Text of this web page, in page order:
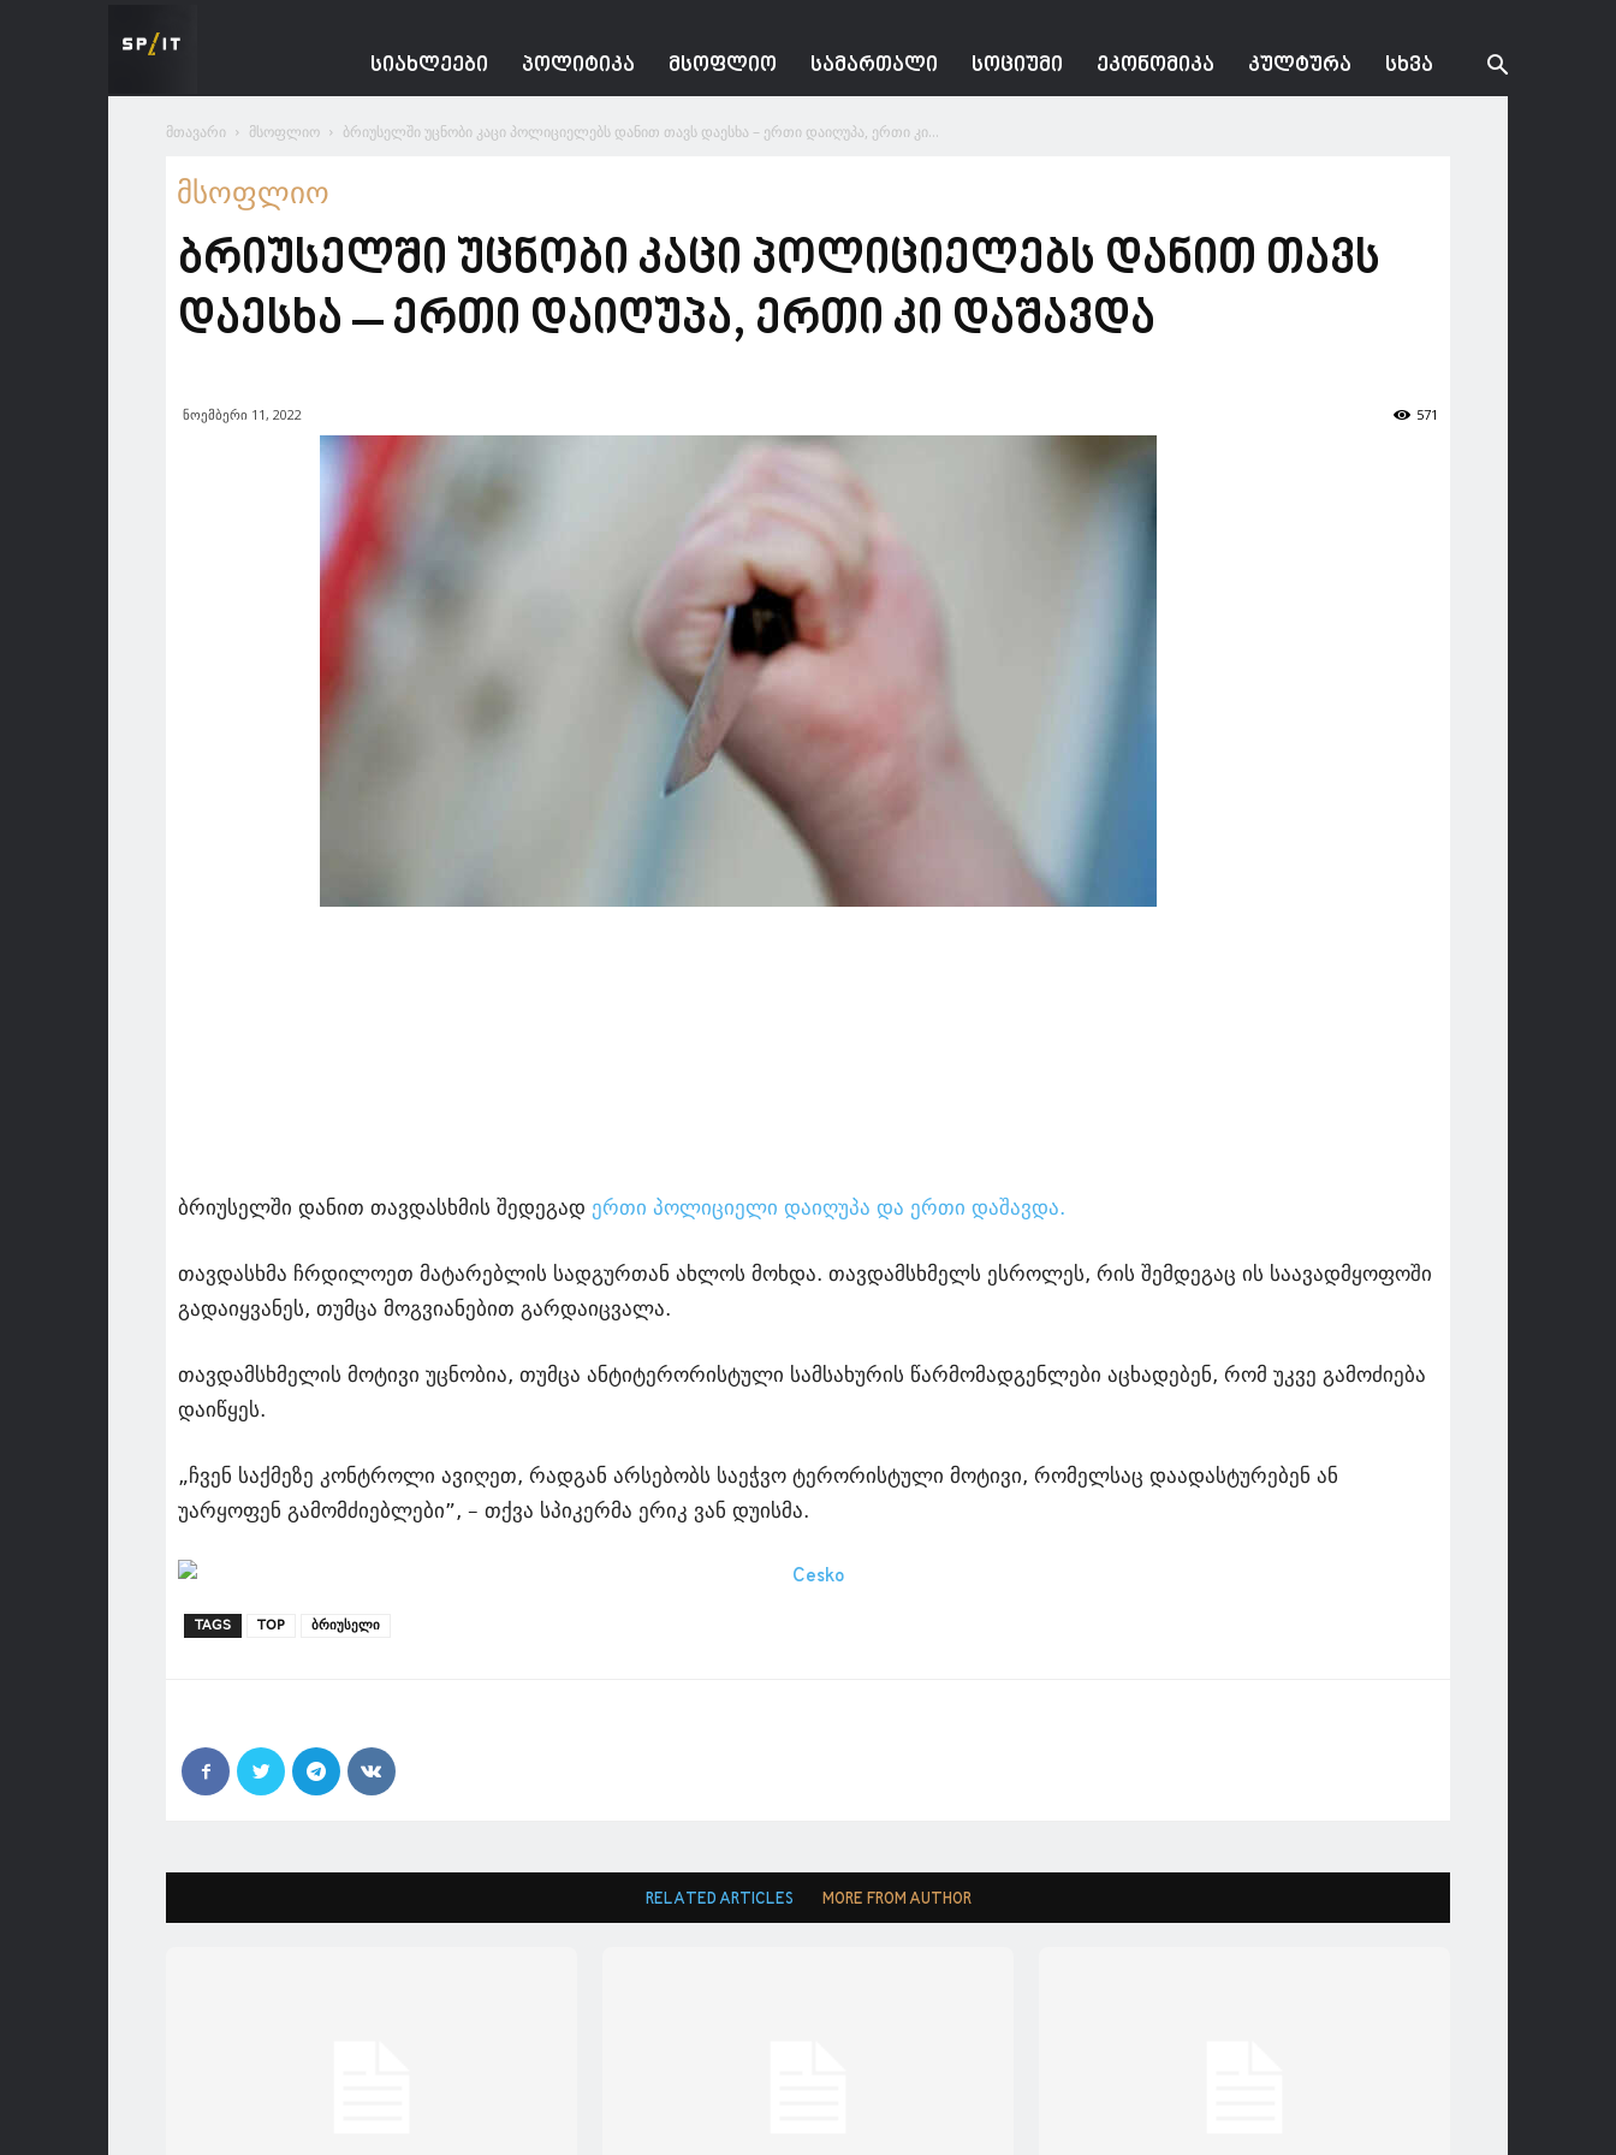
ᲡᲘᲐᲮᲚᲔᲔᲑᲘ ᲞᲝᲚᲘᲢᲘᲙᲐ ᲛᲡᲝᲤᲚᲘᲝ ᲡᲐᲛᲐᲠᲗᲐᲚᲘ ᲡᲝᲪᲘᲣᲛᲘ ᲔᲙᲝᲜᲝᲛᲘᲙᲐ ᲙᲣᲚᲢᲣᲠᲐ ᲡᲮᲕᲐ
მთავარი მსოფლიო ბრიუსელში უცნობი კაცი პოლიციელებს დანით თავს დაესხა – ერთი დაიღუპა, ერთი კი...
მსოფლიო
ბრიუსელში უცნობი კაცი პოლიციელებს დანით თავს
დაესხა – ერთი დაიღუპა, ერთი კი დაშავდა
ნოემბერი 11, 2022 571
ბრიუსელში დანით თავდასხმის შედეგად ერთი პოლიციელი დაიღუპა და ერთი დაშავდა.
თავდასხმა ჩრდილოეთ მატარებლის სადგურთან ახლოს მოხდა. თავდამსხმელს ესროლეს, რის შემდეგაც ის საავადმყოფოში
გადაიყვანეს, თუმცა მოგვიანებით გარდაიცვალა.
თავდამსხმელის მოტივი უცნობია, თუმცა ანტიტერორისტული სამსახურის წარმომადგენლები აცხადებენ, რომ უკვე გამოძიება
დაიწყეს.
„ჩვენ საქმეზე კონტროლი ავიღეთ, რადგან არსებობს საეჭვო ტერორისტული მოტივი, რომელსაც დაადასტურებენ ან
უარყოფენ გამომძიებლები”, – თქვა სპიკერმა ერიკ ვან დუისმა.
TAGS TOP ბრიუსელი
RELATED ARTICLES MORE FROM AUTHOR